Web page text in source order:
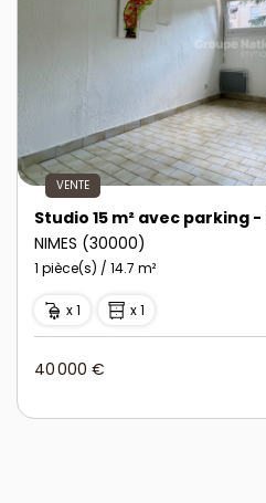
VENTE
NIMES (30000)
1 pièce(s) / 14.7 m²
x 1 x 1
40 000 €